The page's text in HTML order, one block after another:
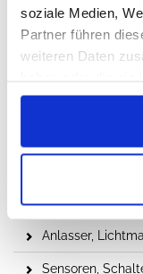
soziale Medien,
Partner führen
weiteren Daten
gesammelt haben.
Zündung
Anlasser,
Sensoren,